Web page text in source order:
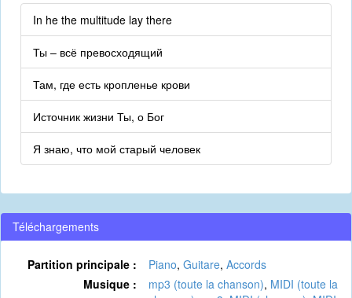
In he the multitude lay there
Ты – всё превосходящий
Там, где есть кропленье крови
Источник жизни Ты, о Бог
Я знаю, что мой старый человек
Téléchargements
Partition principale : Piano, Guitare, Accords
Musique :
mp3 (toute la chanson), MIDI (toute la